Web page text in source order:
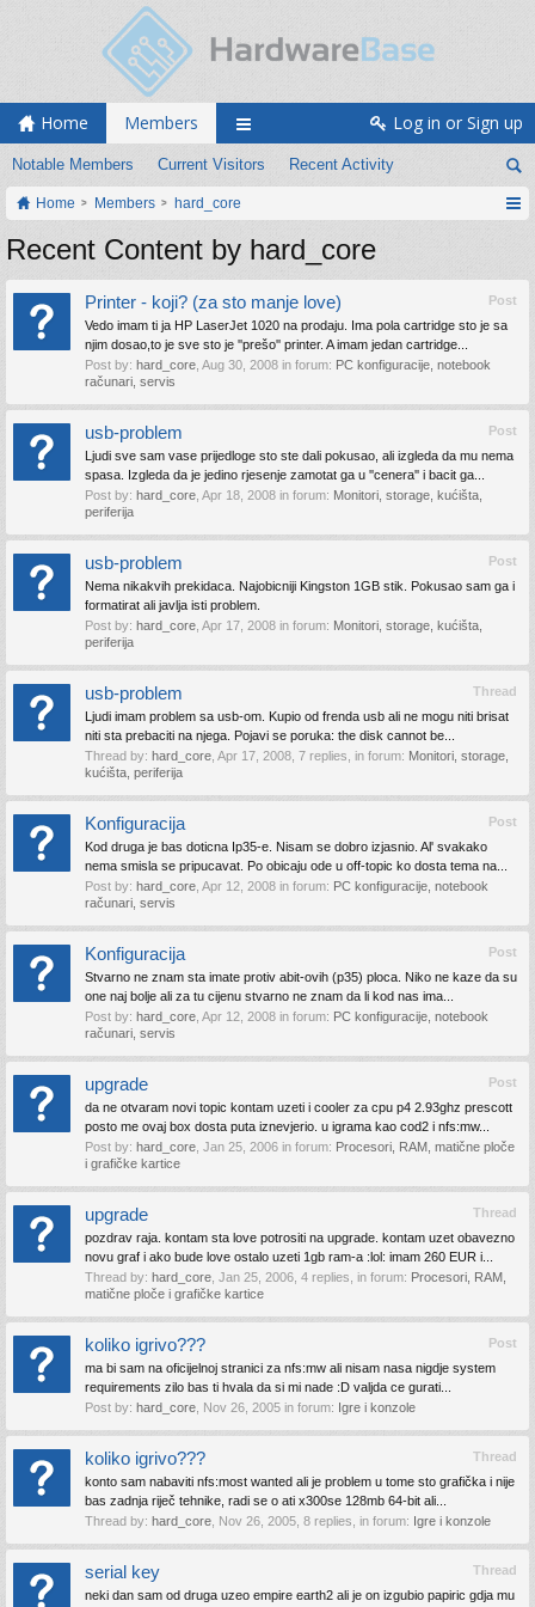
Home Members
Notable Members Current Visitors Recent Activity
Log in or Sign up
Home Members hard_core
Recent Content by hard_core
Post
Printer - koji? (za sto manje love)
Vedo imam ti ja HP LaserJet 1020 na prodaju. Ima pola cartridge sto je sa
njim dosao,to je sve sto je ''prešo'' printer. A imam jedan cartridge...
Post by: hard_core Aug 30, 2008 in forum: PC konfiguracije, notebook
računari, servis
Post
usb-problem
Ljudi sve sam vase prijedloge sto ste dali pokusao, ali izgleda da mu nema
spasa. Izgleda da je jedino rjesenje zamotat ga u ''cenera'' i bacit ga...
Post by: hard_core Apr 18, 2008 in forum: Monitori, storage, kućišta,
periferija
Post
usb-problem
Nema nikakvih prekidaca. Najobicniji Kingston 1GB stik. Pokusao sam ga i
formatirat ali javlja isti problem.
Post by: hard_core Apr 17, 2008 in forum: Monitori, storage, kućišta,
periferija
Thread
usb-problem
Ljudi imam problem sa usb-om. Kupio od frenda usb ali ne mogu niti brisat
niti sta prebaciti na njega. Pojavi se poruka: the disk cannot be...
Thread by: hard_core Apr 17, 2008 , 7 replies, in forum: Monitori, storage,
kućišta, periferija
Post
Konfiguracija
Kod druga je bas doticna Ip35-e. Nisam se dobro izjasnio. Al' svakako
nema smisla se pripucavat. Po obicaju ode u off-topic ko dosta tema na...
Post by: hard_core Apr 12, 2008 in forum: PC konfiguracije, notebook
računari, servis
Post
Konfiguracija
Stvarno ne znam sta imate protiv abit-ovih (p35) ploca. Niko ne kaze da su
one naj bolje ali za tu cijenu stvarno ne znam da li kod nas ima...
Post by: hard_core Apr 12, 2008 in forum: PC konfiguracije, notebook
računari, servis
Post
upgrade
da ne otvaram novi topic kontam uzeti i cooler za cpu p4 2.93ghz prescott
posto me ovaj box dosta puta iznevjerio. u igrama kao cod2 i nfs:mw...
Post by: hard_core Jan 25, 2006 in forum: Procesori, RAM, matične ploče
i grafičke kartice
Thread
upgrade
pozdrav raja. kontam sta love potrositi na upgrade. kontam uzet obavezno
novu graf i ako bude love ostalo uzeti 1gb ram-a :lol: imam 260 EUR i...
Thread by: hard_core Jan 25, 2006 , 4 replies, in forum: Procesori, RAM,
matične ploče i grafičke kartice
Post
koliko igrivo???
ma bi sam na oficijelnoj stranici za nfs:mw ali nisam nasa nigdje system
requirements zilo bas ti hvala da si mi nade :D valjda ce gurati...
Post by: hard_core Nov 26, 2005 in forum: Igre i konzole
Thread
koliko igrivo???
konto sam nabaviti nfs:most wanted ali je problem u tome sto grafička i nije
bas zadnja riječ tehnike, radi se o ati x300se 128mb 64-bit ali...
Thread by: hard_core Nov 26, 2005 , 8 replies, in forum: Igre i konzole
Thread
serial key
neki dan sam od druga uzeo empire earth2 ali je on izgubio papiric gdja mu